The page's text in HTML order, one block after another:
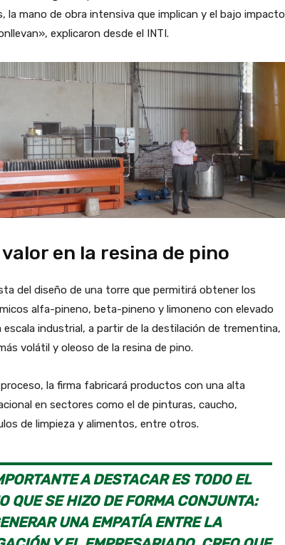
la mano de obra intensiva que implican y el bajo impacto
explicaron desde el INTI.
en la resina de pino
del diseño de una torre que permitirá obtener los
alfa-pineno, beta-pineno y limoneno con elevado
escala industrial, a partir de la destilación de trementina,
volátil y oleoso de la resina de pino.
la firma fabricará productos con una alta
en sectores como el de pinturas, caucho,
de limpieza y alimentos, entre otros.
A DESTACAR ES TODO EL
QUE SE HIZO DE FORMA CONJUNTA:
UNA EMPATÍA ENTRE LA